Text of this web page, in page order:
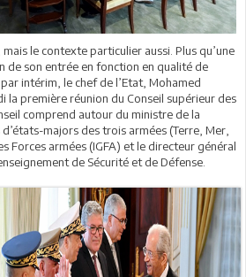
le contexte particulier aussi. Plus qu’une
de son entrée en fonction en qualité de
intérim, le chef de l’Etat, Mohamed
la première réunion du Conseil supérieur des
comprend autour du ministre de la
majors des trois armées (Terre, Mer,
Forces armées (IGFA) et le directeur général
de Sécurité et de Défense.